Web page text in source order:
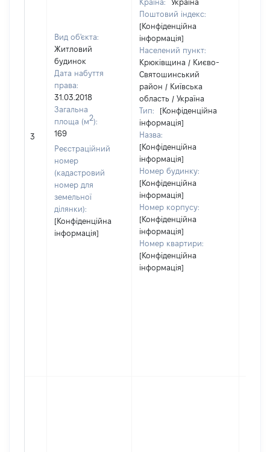
3
Вид об'єкта:
Житловий
будинок
Дата набуття
права:
31.03.2018
Загальна
площа (м2):
169
Реєстраційний
номер
(кадастровий
номер для
земельної
ділянки):
[Конфіденційна
інформація]
Країна:
Україна
Поштовий індекс:
[Конфіденційна
інформація]
Населений пункт:
Крюківщина / Києво-
Святошинський
район / Київська
область / Україна
Тип:
[Конфіденційна
інформація]
Назва:
[Конфіденційна
інформація]
Номер будинку:
[Конфіденційна
інформація]
Номер корпусу:
[Конфіденційна
інформація]
Номер квартири:
[Конфіденційна
інформація]